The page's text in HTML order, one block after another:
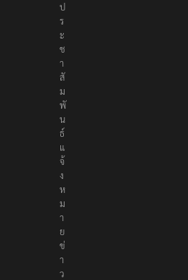
ป
ร
ะ
ช
า
สั
ม
พั
น
ธ์
แ
จ้
ง
ห
ม
า
ย
ข่
า
ว